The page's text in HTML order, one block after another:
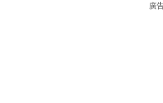
廣